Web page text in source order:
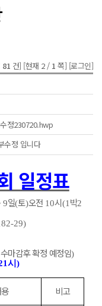
81 건] [현재 2 / 1 쪽] [로그인]
정230720.hwp
수정 입니다
일정표
9일(토)오전 10시(1 박2
29)
마감후 확정 예정임)
시 )
비고